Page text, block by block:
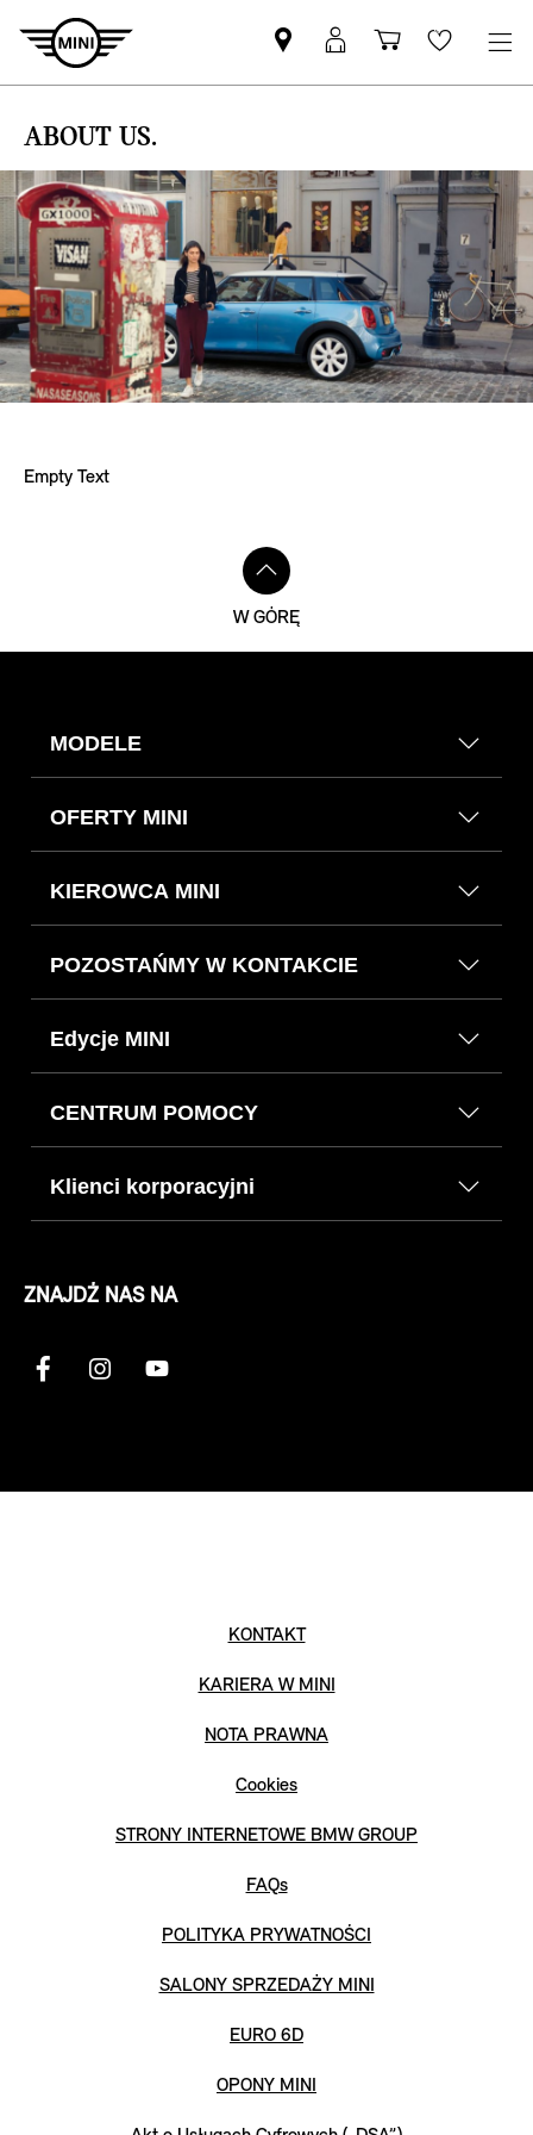
Znajdź
Partnera
Logowanie
MyMini
KoszykWishlist
ABOUT US.
Empty Text
W GÓRĘ
MODELE
OFERTY MINI
KIEROWCA MINI
POZOSTAŃMY W KONTAKCIE
Edycje MINI
CENTRUM POMOCY
Klienci korporacyjni
ZNAJDŹ NAS NA
KONTAKT
KARIERA W MINI
NOTA PRAWNA
Cookies
STRONY INTERNETOWE BMW GROUP
FAQs
POLITYKA PRYWATNOŚCI
SALONY SPRZEDAŻY MINI
EURO 6D
OPONY MINI